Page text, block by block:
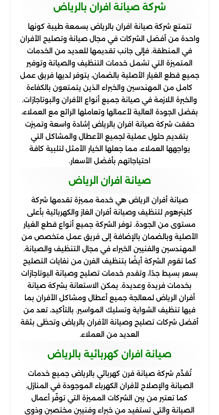
شركة صيانة افران بالرياض
تتمتع شركة صيانة افران بالرياض بسمعة طيبة كونها
واحدة من أفضل الشركات في مجال صيانة وتصليح الأفران
في المنطقة. فإلى جانب تقديمها للعديد من الخدمات
المتميزة التي تشمل خدمات التنظيف والصيانة وتوفير
جميع قطع الغيار الأصلية بالضمان، يتوفر لديها فريق عمل
كامل من المهندسين والخبراء الذين يتمتعون بالكفاءة
والخبرة اللازمة في صيانة جميع أنواع الأفران والبوتاجازات.
بفضل الجودة العالية لأعمالها وتعاملها الرائع مع العملاء،
حققت شركة صيانة افران بالرياض إشادة واسعة وتميزت
بتقديم حلول عملية لجميع الأعطال والمشاكل التي
يواجهها العملاء، مما جعلها الخيار الأمثل لتلبية كافة
احتياجاتهم بأفضل الأسعار.
صيانة افران الرياض
صيانة أفران الرياض هي خدمة مميزة تقدمها شركة
كلينرهوم لتنظيف وصيانة أفران الغاز والكهربائية بأعلى
مستوى من الجودة. توفر الشركة جميع أنواع قطع الغيار
الأصلية وبالضمان بالإضافة إلى فريق عمل متخصص من
المهندسين والفنيين الخبراء في مجال التنظيف والصيانة.
كما تقوم الشركة أيضًا بتنظيف الفرن من نفايات التصليح
بسعر بسيط جدًا، وتقدم خدمات تصليح وصيانة البوتاجازات
بخدمات فريدة وعديدة. يمكن الاستعانة بشركة صيانة
أفران الرياض لمعالجة جميع أعطال ومشاكل الأفران بما
فيها تنظيف الشواية وتسليك المواسير. بالتأكيد، تعد من
أفضل شركات تصليح وصيانة الأفران بالرياض وتحظى بثقة
العديد من العملاء.
صيانة افران كهربائية بالرياض
تُقدِّم شركة صيانة فرن كهربائي بالرياض جميع خدمات
الصيانة والإصلاح لأفران الكهرباء الموجودة في المنازل.
كما تعتبر من بين الشركات المميزة التي توفّر أعمال
الصيانة والتي تستفيد من خبراء وفنيين مختصين وذوي